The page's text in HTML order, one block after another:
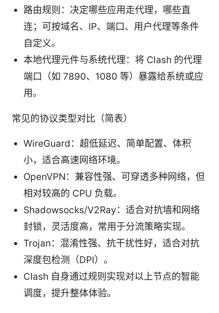
路由规则：决定哪些应用走代理，哪些直
连；可按域名、IP、端口、用户代理等条件
自定义。
本地代理元件与系统代理：将 Clash 的代理
端口（如 7890、1080 等）暴露给系统或应
用。
常见的协议类型对比（简表）
WireGuard：超低延迟、简单配置、体积
小，适合高速网络环境。
OpenVPN：兼容性强、可穿透多种网络，但
相对较高的 CPU 负载。
Shadowsocks/V2Ray：适合对抗墙和网络
封锁，灵活度高，常用于分流策略实现。
Trojan：混淆性强、抗干扰性好，适合对抗
深度包检测（DPI）。
Clash 自身通过规则实现对以上节点的智能
调度，提升整体体验。